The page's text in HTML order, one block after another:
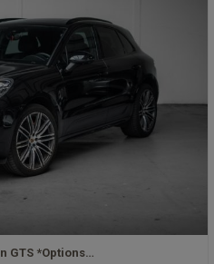
GTS *Options…